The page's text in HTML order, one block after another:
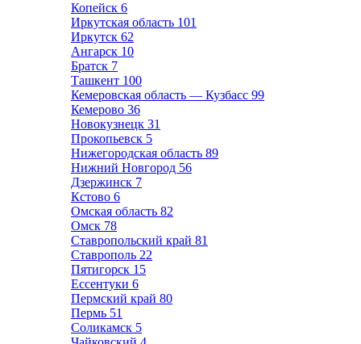
Копейск 6
Иркутская область 101
Иркутск 62
Ангарск 10
Братск 7
Ташкент 100
Кемеровская область — Кузбасс 99
Кемерово 36
Новокузнецк 31
Прокопьевск 5
Нижегородская область 89
Нижний Новгород 56
Дзержинск 7
Кстово 6
Омская область 82
Омск 78
Ставропольский край 81
Ставрополь 22
Пятигорск 15
Ессентуки 6
Пермский край 80
Пермь 51
Соликамск 5